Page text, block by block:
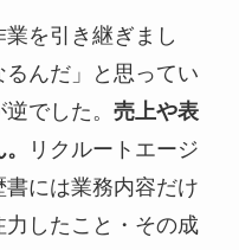
を引き継ぎまし
んだ」と思ってい
でした。 売上や表
リクルートエージ
には業務内容だけ
したこと・その成